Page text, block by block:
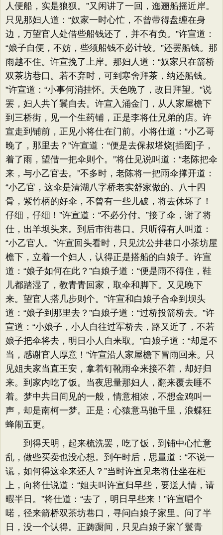
人便船，实是狼狈。​”又闲讲了一回，迤逦船摇近岸。
只见那妇人道：​“奴家一时心忙，不曾带得盘缠在身
边，万望官人处借些船钱还了，并不有负。​”许宣道：​
“娘子自便，不妨，些须船钱不必计较。​”还罢船钱。那
雨越不住。许宣挽了上岸。那妇人道：​“奴家只在箭桥
双茶坊巷口。若不弃时，可到寒舍拜茶，纳还船钱。​
”许宣道：​“小事何消挂怀。天色晚了，改日拜望。​”说
罢，妇人共丫鬟自去。许宣入涌金门，从人家屋檐下
到三桥街，见一个生药铺，正是李将仕兄弟的店。许
宣走到铺前，正见小将仕在门前。小将仕道：​“小乙哥
晚了，那里去？​”许宣道：​“便是去保叔塔烧[插图]子，
着了雨，望借一把伞则个。​”将仕见说叫道：​“老陈把伞
来，与小乙官去。​”不多时，老陈将一把雨伞撑开道：​
“小乙官，这伞是清湖八字桥老实舒家做的。八十四
骨，紫竹柄的好伞，不曾有一些儿破，将去休坏了！
仔细，仔细！”许宣道：​“不必分付。​”接了伞，谢了将
仕，出羊坝头来。到后市街巷口。只听得有人叫道：​
“小乙官人。​”许宣回头看时，只见沈公井巷口小茶坊屋
檐下，立着一个妇人，认得正是搭船的白娘子。许宣
道：​“娘子如何在此？​”白娘子道：​“便是雨不得住，鞋
儿都踏湿了，教青青回家，取伞和脚下。又见晚下
来。望官人搭几步则个。​”许宣和白娘子合伞到坝头
道：​“娘子到那里去？​”白娘子道：​“过桥投箭桥去。​”许
宣道：​“小娘子，小人自往过军桥去，路又近了，不若
娘子把伞将去，明日小人自来取。​”白娘子道：​“却是不
当，感谢官人厚意！”许宣沿人家屋檐下冒雨回来。只
见姐夫家当直王安，拿着钉靴雨伞来接不着，却好归
来。到家内吃了饭。当夜思量那妇人，翻来覆去睡不
着。梦中共日间见的一般，情意相浓，不想金鸡叫一
声，却是南柯一梦。正是：心猿意马驰千里，浪蝶狂
蜂闹五更。
到得天明，起来梳洗罢，吃了饭，到铺中心忙意
乱，做些买卖也没心想。到午时后，思量道：​“不说一
谎，如何得这伞来还人？​”当时许宣见老将仕坐在柜
上，向将仕说道：​“姐夫叫许宣归早些，要送人情，请
暇半日。​”将仕道：​“去了，明日早些来！”许宣唱个
喏，径来箭桥双茶坊巷口，寻问白娘子家里。问了半
日，没一个认得。正踌蹰间，只见白娘子家丫鬟青